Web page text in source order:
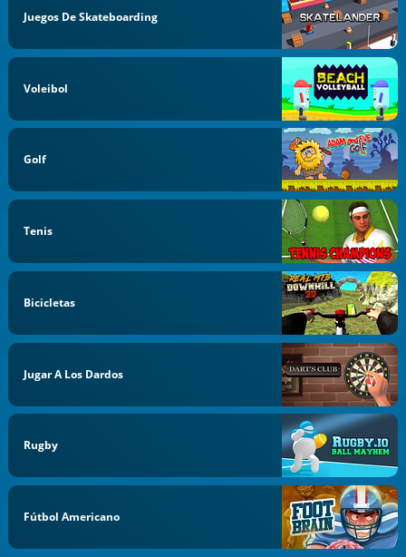
Juegos De Skateboarding
Voleibol
Golf
Tenis
Bicicletas
Jugar A Los Dardos
Rugby
Fútbol Americano